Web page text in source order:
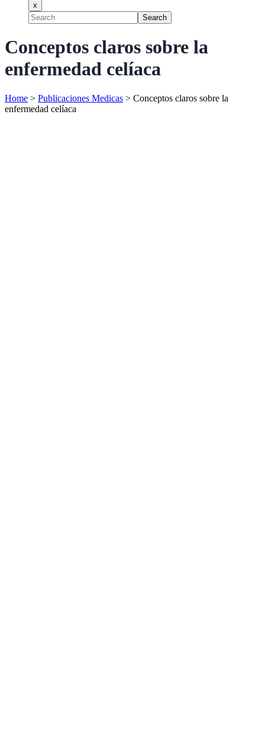
x
Search
Conceptos claros sobre la
enfermedad celíaca
Home > Publicaciones Medicas > Conceptos claros sobre la
enfermedad celíaca